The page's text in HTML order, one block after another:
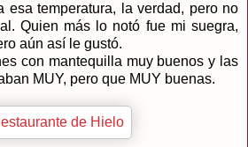
esa temperatura, la verdad, pero no
Quien más lo notó fue mi suegra,
aún así le gustó.
con mantequilla muy buenos y las
MUY, pero que MUY buenas.